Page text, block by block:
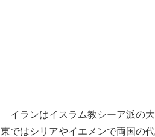
イランはイスラム教シーア派の
東ではシリアやイエメンで両国の